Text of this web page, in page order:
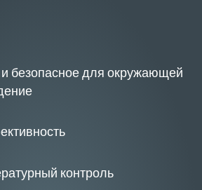
безопасное для окружающей
контроль